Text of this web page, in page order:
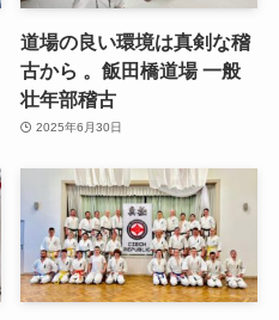
道場の良い環境は真剣な稽
古から 。飯田橋道場 一般
壮年部稽古
2025年6月30日